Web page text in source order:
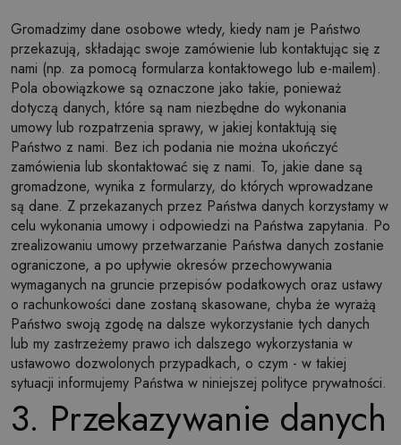
Gromadzimy dane osobowe wtedy, kiedy nam je Państwo
przekazują, składając swoje zamówienie lub kontaktując się z
nami (np. za pomocą formularza kontaktowego lub e-mailem).
Pola obowiązkowe są oznaczone jako takie, ponieważ
dotyczą danych, które są nam niezbędne do wykonania
umowy lub rozpatrzenia sprawy, w jakiej kontaktują się
Państwo z nami. Bez ich podania nie można ukończyć
zamówienia lub skontaktować się z nami. To, jakie dane są
gromadzone, wynika z formularzy, do których wprowadzane
są dane. Z przekazanych przez Państwa danych korzystamy w
celu wykonania umowy i odpowiedzi na Państwa zapytania. Po
zrealizowaniu umowy przetwarzanie Państwa danych zostanie
ograniczone, a po upływie okresów przechowywania
wymaganych na gruncie przepisów podatkowych oraz ustawy
o rachunkowości dane zostaną skasowane, chyba że wyrażą
Państwo swoją zgodę na dalsze wykorzystanie tych danych
lub my zastrzeżemy prawo ich dalszego wykorzystania w
ustawowo dozwolonych przypadkach, o czym - w takiej
sytuacji informujemy Państwa w niniejszej polityce prywatności.
3. Przekazywanie danych